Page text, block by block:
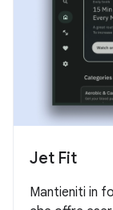
Jet Fit
Mantieniti in